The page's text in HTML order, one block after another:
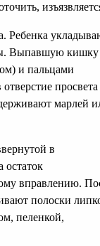
Ребенка
Выпавшую кишку
и пальцами
просвета
марлей
в
остаток
вправлению.
полоски
пеленкой,